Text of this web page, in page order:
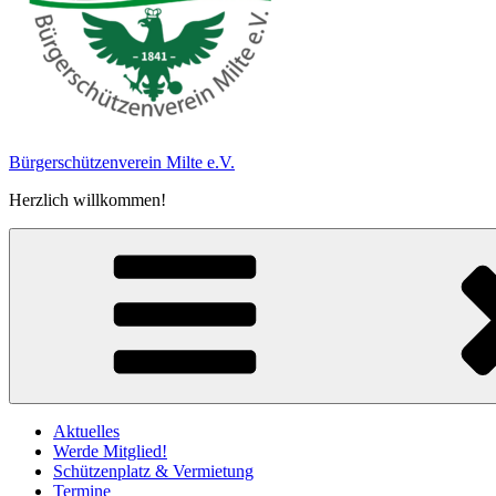
Bürgerschützen­verein Milte e.V.
Herzlich willkommen!
Aktuelles
Werde Mitglied!
Schützenplatz & Vermietung
Termine